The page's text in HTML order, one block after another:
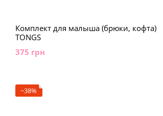
Комплект для малыша (брюки, кофта)
TONGS
375 грн
−38%